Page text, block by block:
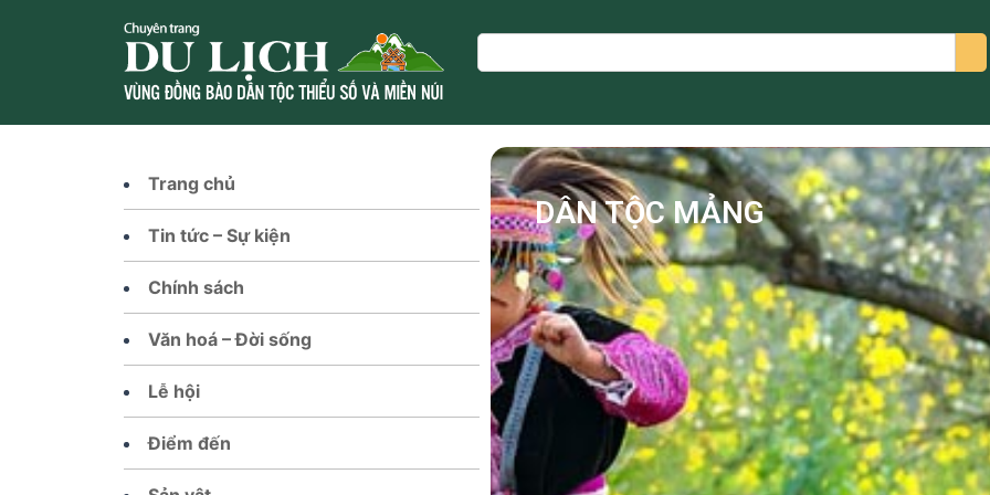
Search
Trang chủ
Tin tức – Sự kiện
Chính sách
Văn hoá – Đời sống
Lễ hội
Điểm đến
DÂN TỘC MẢNG